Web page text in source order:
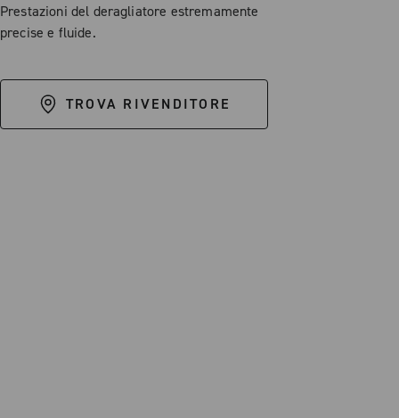
Prestazioni del deragliatore estremamente
precise e fluide.
TROVA RIVENDITORE